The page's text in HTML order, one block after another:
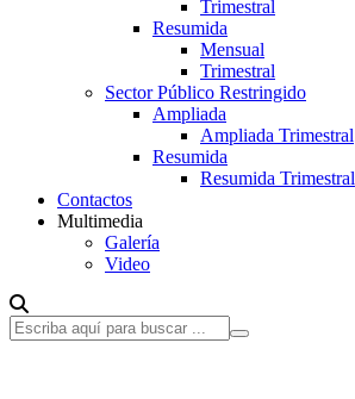
Trimestral
Resumida
Mensual
Trimestral
Sector Público Restringido
Ampliada
Ampliada Trimestral
Resumida
Resumida Trimestral
Contactos
Multimedia
Galería
Video